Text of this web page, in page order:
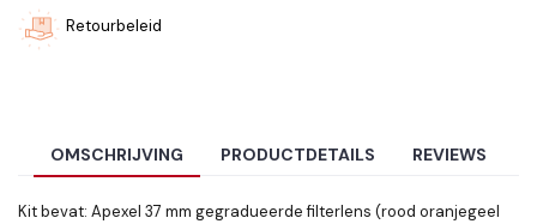
Retourbeleid
OMSCHRIJVING PRODUCTDETAILS REVIEWS
Kit bevat: Apexel 37 mm gegradueerde filterlens (rood oranjegeel